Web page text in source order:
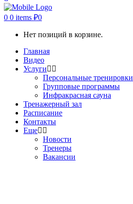
0 0 items ₽0
Нет позиций в корзине.
Главная
Видео
Услуги
Персональные тренировки
Групповые программы
Инфракрасная сауна
Тренажерный зал
Расписание
Контакты
Еще
Новости
Тренеры
Вакансии